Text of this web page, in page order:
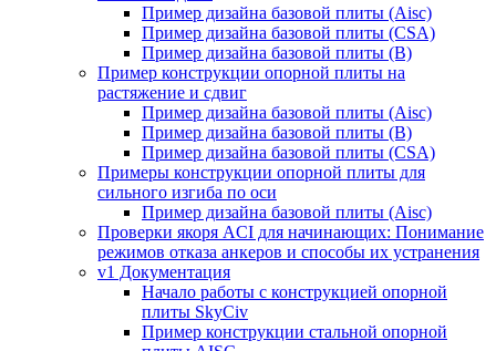
Пример дизайна базовой плиты (Aisc)
Пример дизайна базовой плиты (CSA)
Пример дизайна базовой плиты (В)
Пример конструкции опорной плиты на
растяжение и сдвиг
Пример дизайна базовой плиты (Aisc)
Пример дизайна базовой плиты (В)
Пример дизайна базовой плиты (CSA)
Примеры конструкции опорной плиты для
сильного изгиба по оси
Пример дизайна базовой плиты (Aisc)
Проверки якоря ACI для начинающих: Понимание
режимов отказа анкеров и способы их устранения
v1 Документация
Начало работы с конструкцией опорной
плиты SkyCiv
Пример конструкции стальной опорной